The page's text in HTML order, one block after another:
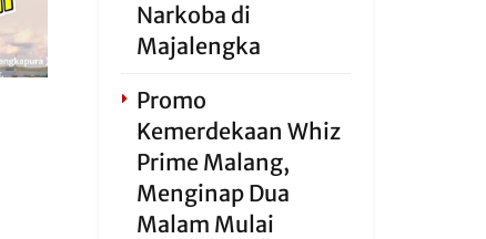
Narkoba di
Majalengka
Promo
Kemerdekaan Whiz
Prime Malang,
Menginap Dua
Malam Mulai